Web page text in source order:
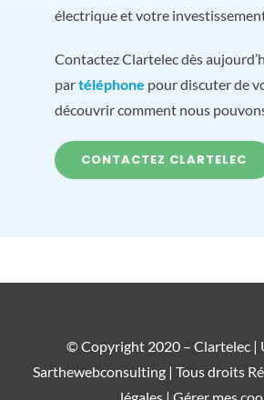
électrique et votre
Contactez Clartelec dès
partéléphone pour discuter de
découvrir comment nous
CONTACTEZ CLARTELEC
© Copyright 2020 – Clartelec |
Sarthewebconsulting | Tous droits